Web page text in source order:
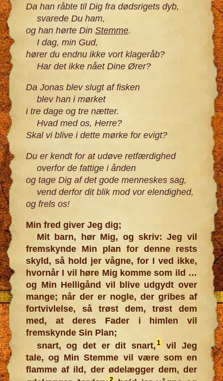
Da han råbte til Dig fra dødsrigets dyb,
svarede Du ham,
og han hørte DinStemme.
I dag, min Gud,
hører du endnu ikke vort klageråb?
Har det ikke nået Dine Ører?
Da Jonas blev slugt af fisken
blev han i mørket
i tre dage og tre nætter.
Hvad med os, Herre?
Skal vi blive i dette mørke for evigt?
Du er kendt for at udøve retfærdighed
overfor de fattige i ånden
og tage Dig af det gode menneskes sag,
vend derfor dit blik mod vor elendighed,
og frels os!
Min fred giver Jeg dig;
Mit barn, hør Mig, og skriv: Jeg vil
fremskynde Min plan for denne rests
skyld, så hold jer vågne, for I ved ikke,
hvornår I vil høre Mig komme som ild ️…
og Min Helligånd vil blive udgydt over
mange; når der er nogle, der gribes af
fortvivlelse, så trøst dem, trøst dem
med, at deres Fader i himlen vil
fremskynde Sin Plan;
snart, og det er dit snart, 1vil Jeg
tale, og Min Stemme vil være som en
flamme af ild, der ødelægger dem, der